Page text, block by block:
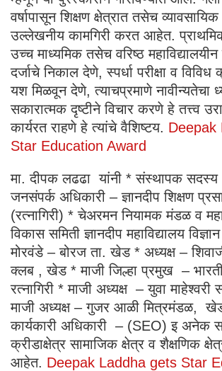
वर्षापासून शिक्षण क्षेत्रात तसेच
उल्लेखनीय कामगिरी करत आहेत.
उच्च माध्यमिक तसेच वरिष्ठ
दर्जाचे निकाल देणे, स्पर्धा परीक्षा व विविध
यश मिळवून देणे, त्याचप्रमाणे नावीन्यतेचा
सकारात्मक दृष्टीने विचार करणे हे तत्त्व
कार्यरत राहणे हे त्यांचे वैशिष्टय. Deepak
Star Education Award
मा. दीपक लढढा यांनी * संस्थापक सदस्य
जनसंपर्क अधिकारी – ज्ञानदीप शिक्षण
(रत्नागिरी) * चेअरमन नियामक मंडळ व
विकास समिती ज्ञानदीप महाविद्यालय
मोरवंडे – बोरज ता. खेड * अध्यक्ष –
क्लब , खेड * माजी जिल्हा प्रमुख – भारतीय
रत्नागिरी * माजी अध्यक्ष – युवा
माजी अध्यक्ष – गुजर आळी मित्रमंडळ,
कार्यकारी अधिकारी – (SEO) इ अनेक
क्रीडाक्षेत्र सामाजिक क्षेत्र व शैक्षणिक
आहेत. Deepak Laddha gets Star